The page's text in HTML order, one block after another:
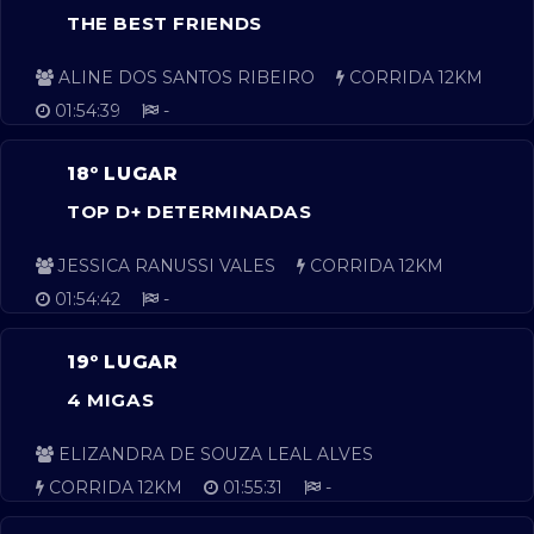
THE BEST FRIENDS
ALINE DOS SANTOS RIBEIRO
CORRIDA 12KM
01:54:39
-
18º LUGAR
TOP D+ DETERMINADAS
JESSICA RANUSSI VALES
CORRIDA 12KM
01:54:42
-
19º LUGAR
4 MIGAS
ELIZANDRA DE SOUZA LEAL ALVES
CORRIDA 12KM
01:55:31 -